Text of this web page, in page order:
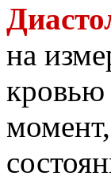
на
кровью